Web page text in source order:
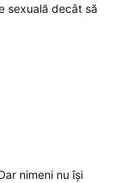
sexuală decât să
nimeni nu își